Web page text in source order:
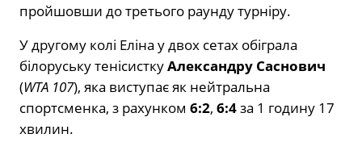
пройшовши до третього раунду турніру.
У другому колі Еліна у двох сетах обіграла
білоруську тенісисткуАлександру Саснович
(WTA 107), яка виступає як нейтральна
спортсменка, з рахунком 6:2, 6:4за 1 годину 17
хвилин.